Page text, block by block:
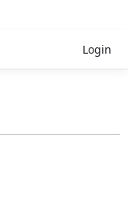
Login